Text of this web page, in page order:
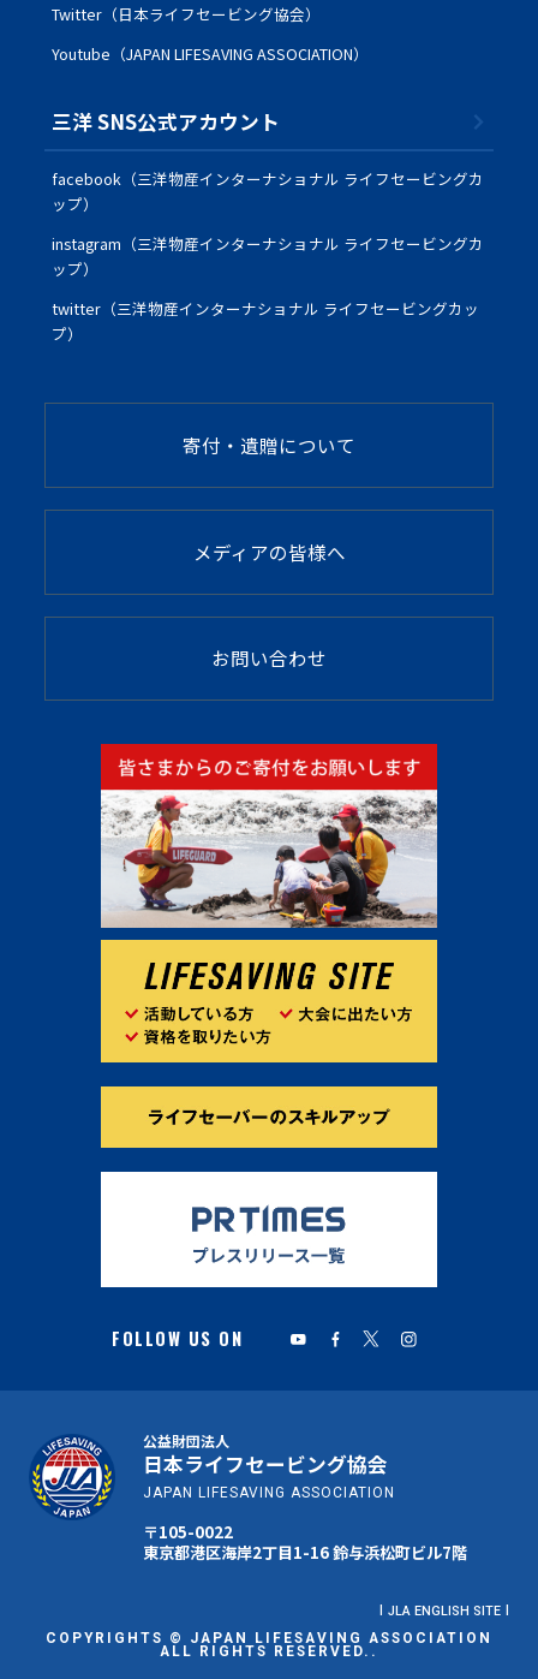
Twitter（日本ライフセービング協会）
Youtube（JAPAN LIFESAVING ASSOCIATION）
三洋 SNS公式アカウント
facebook（三洋物産インターナショナル ライフセービングカ
ップ）
instagram（三洋物産インターナショナル ライフセービングカ
ップ）
twitter（三洋物産インターナショナル ライフセービングカッ
プ）
寄付・遺贈について
メディアの皆様へ
お問い合わせ
公益財団法人
日本ライフセービング協会
JAPAN LIFESAVING ASSOCIATION
〒105-0022
東京都港区海岸2丁目1-16 鈴与浜松町ビル7階
JLA ENGLISH SITE
COPYRIGHTS © JAPAN LIFESAVING ASSOCIATION
ALL RIGHTS RESERVED..